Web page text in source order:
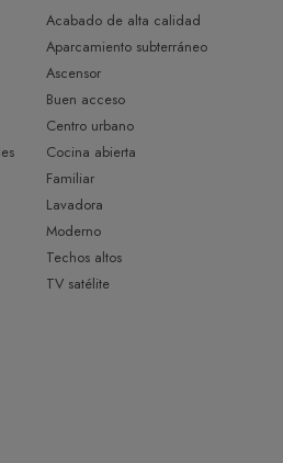
Acabado de alta calidad
Aparcamiento subterráneo
Ascensor
Buen acceso
Centro urbano
Cocina abierta
Familiar
Lavadora
Moderno
Techos altos
TV satélite